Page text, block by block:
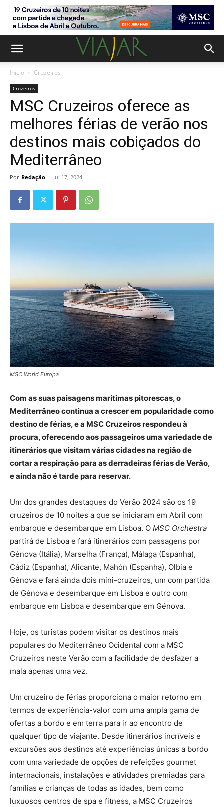
Início Cruzeiros
Cruzeiros
MSC Cruzeiros oferece as
melhores férias de verão nos
destinos mais cobiçados do
Mediterrâneo
Por Redação - Jul 17, 2024
MSC World Europa
Com as suas paisagens marítimas pitorescas, o
Mediterrâneo continua a crescer em popularidade como
destino de férias, e a MSC Cruzeiros respondeu à
procura, oferecendo aos passageiros uma variedade de
itinerários que visitam várias cidades na região de
cortar a respiração para as derradeiras férias de Verão,
e ainda não é tarde para reservar.
Um dos grandes destaques do Verão 2024 são os 19
cruzeiros de 10 noites a que se iniciaram em Abril com
embarque e desembarque em Lisboa. O MSC Orchestra
partirá de Lisboa e fará itinerários com passagens por
Génova (Itália), Marselha (França), Málaga (Espanha),
Cádiz (Espanha), Alicante, Mahón (Espanha), Olbia e
Génova e fará ainda dois mini-cruzeiros, um com partida
de Génova e desembarque em Lisboa e outro com
embarque em Lisboa e desembarque em Génova.
Hoje, os turistas podem visitar os destinos mais
populares do Mediterrâneo Ocidental com a MSC
Cruzeiros neste Verão com a facilidade de desfazer a
mala apenas uma vez.
Um cruzeiro de férias proporciona o maior retorno em
termos de experiência-valor com uma ampla gama de
ofertas a bordo e em terra para ir ao encontro de
qualquer tipo de viajante. Desde itinerários incríveis e
excursões aos destinos até experiências únicas a bordo
com uma variedade de opções de refeições gourmet
internacionais, instalações e atividades premiadas para
famílias e crianças de todas as idades, bem como
luxuosos centros de spa e fitness, a MSC Cruzeiros